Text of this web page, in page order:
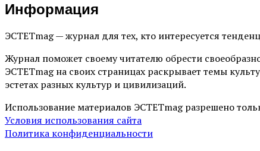
Информация
ЭСТЕТmag — журнал для тех, кто интересуется
Журнал поможет своему читателю обрести
ЭСТЕТmag на своих страницах раскрывает темы
эстетах разных культур и цивилизаций.
Использование материалов ЭСТЕТmag разрешено
Условия использования сайта
Политика конфиденциальности